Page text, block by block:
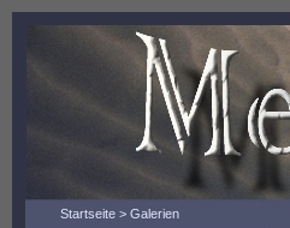
Startseite > Galerien